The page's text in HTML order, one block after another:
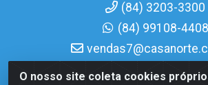
O nosso site coleta cookies
(84) 3203-3300
(84) 99108-4408